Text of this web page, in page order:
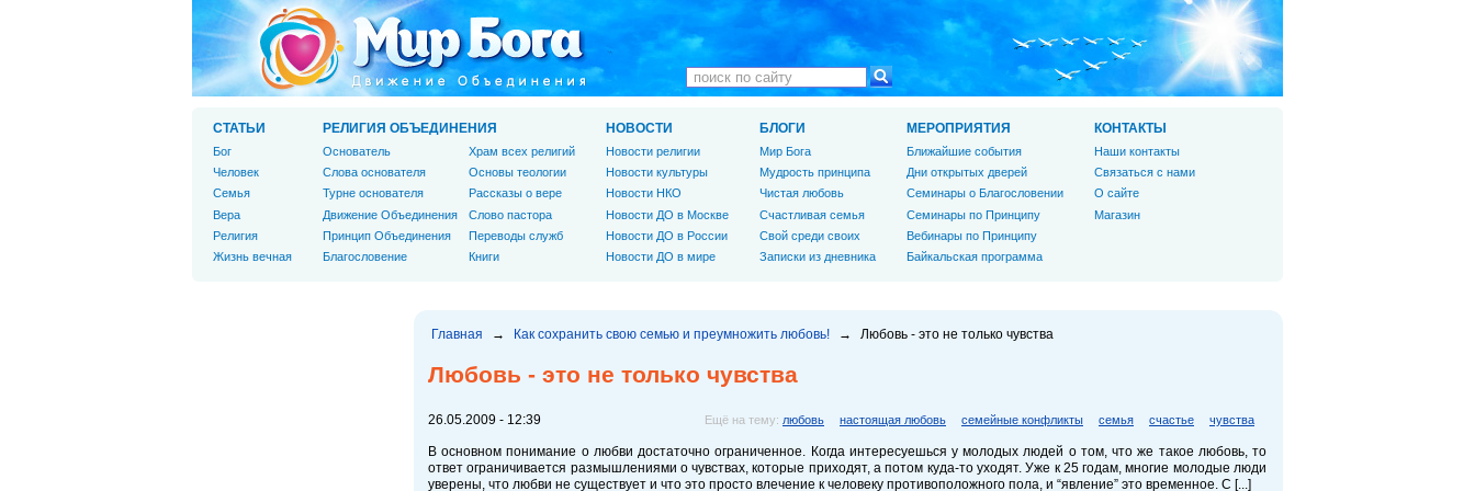
Главная → Как сохранить свою семью и преумножить любовь! → Любовь - это не только чувства
Любовь - это не только чувства
26.05.2009 - 12:39 Ещё на тему: любовь настоящая любовь семейные конфликты семья счастье чувства
В основном понимание о любви достаточно ограниченное. Когда интересуешься у молодых людей о том, что же такое любовь, то
ответ ограничивается размышлениями о чувствах, которые приходят, а потом куда-то уходят. Уже к 25 годам, многие молодые люди
уверены, что любви не существует и что это просто влечение к человеку противоположного пола, и “явление” это временное. С [...]
СТАТЬИ
Бог
Человек
Cемья
Вера
Религия
Жизнь вечная
РЕЛИГИЯ ОБЪЕДИНЕНИЯ
Основатель
Слова основателя
Турне основателя
Движение Объединения
Принцип Объединения
Благословение
Храм всех религий
Основы теологии
Рассказы о вере
Слово пастора
Переводы служб
Книги
НОВОСТИ
Новости религии
Новости культуры
Новости НКО
Новости ДО в Москве
Новости ДО в России
Новости ДО в мире
БЛОГИ
Мир Бога
Мудрость принципа
Чистая любовь
Счастливая семья
Свой среди своих
Записки из дневника
МЕРОПРИЯТИЯ
Ближайшие события
Дни открытых дверей
Семинары о Благословении
Семинары по Принципу
Вебинары по Принципу
Байкальская программа
КОНТАКТЫ
Наши контакты
Связаться с нами
О сайте
Магазин